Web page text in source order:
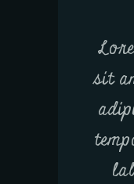
sit